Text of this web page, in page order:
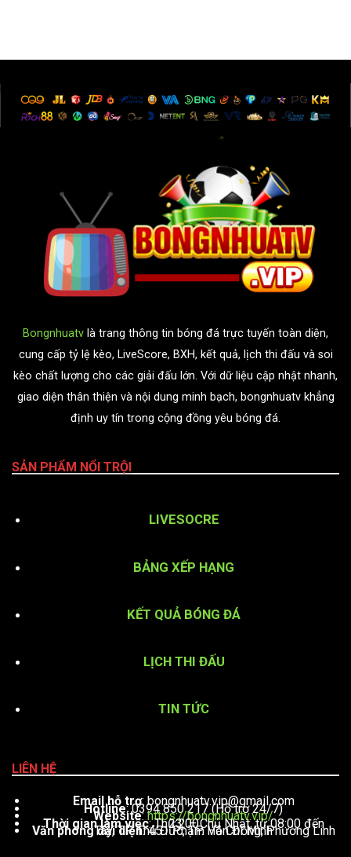
Bongnhuatv là trang thông tin bóng đá trực tuyến toàn diện,
cung cấp tỷ lệ kèo, LiveScore, BXH, kết quả, lịch thi đấu và soi
kèo chất lượng cho các giải đấu lớn. Với dữ liệu cập nhật nhanh,
giao diện thân thiện và nội dung minh bạch, bongnhuatv khẳng
định uy tín trong cộng đồng yêu bóng đá.
SẢN PHẨM NỔI TRỘI
LIVESOCRE
BẢNG XẾP HẠNG
KẾT QUẢ BÓNG ĐÁ
LỊCH THI ĐẤU
TIN TỨC
LIÊN HỆ
Email hỗ trợ:bongnhuatv.vip@gmail.com
Hotline: 0394 850 217 (Hỗ trợ 24/7)
Website:https://bongnhuatv.vip/
Thời gian làm việc : Thứ 2 – Chủ Nhật, từ 08:00 đến 23:00
Văn phòng đại diện: 451 Phạm Văn Đồng, Phường Linh Tây, TP. Thủ Đức, TP. Hồ Chí Minh